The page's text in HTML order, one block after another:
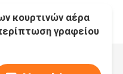
κουρτινών αέρα
γραφείου